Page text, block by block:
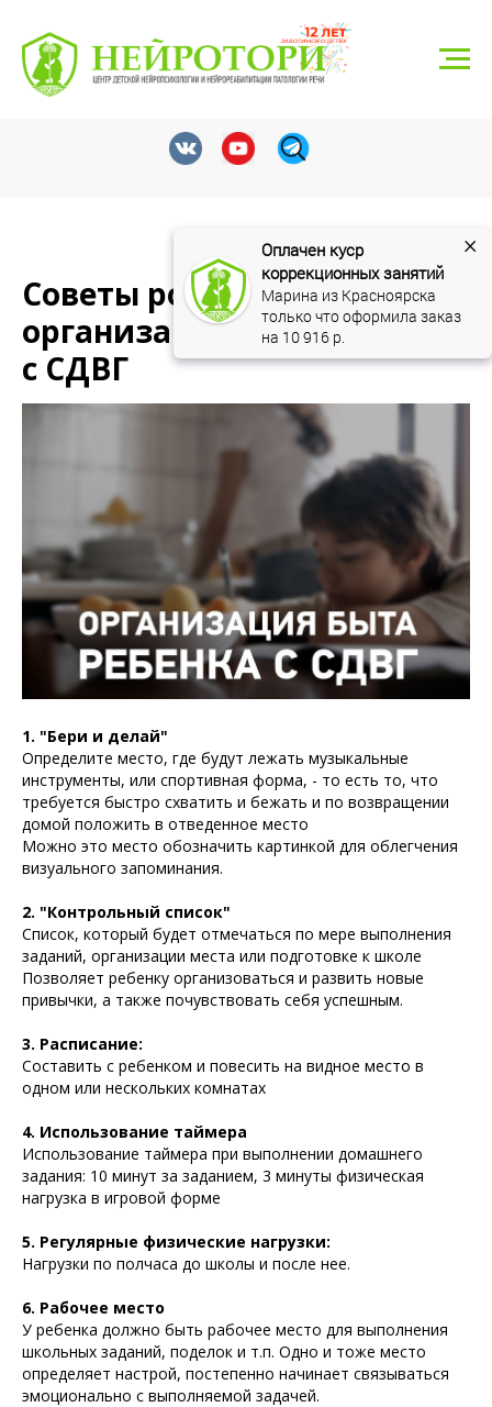
8 (3452) 550-548
neyrotori@gmail.com
Записаться
Советы родителям по
организации быта ребенка
с СДВГ
1. "Бери и делай"
Определите место, где будут лежать музыкальные
инструменты, или спортивная форма, - то есть то, что
требуется быстро схватить и бежать и по возвращении
домой положить в отведенное место
Можно это место обозначить картинкой для облегчения
визуального запоминания.
2. "Контрольный список"
Список, который будет отмечаться по мере выполнения
заданий, организации места или подготовке к школе
Позволяет ребенку организоваться и развить новые
привычки, а также почувствовать себя успешным.
3. Расписание:
Составить с ребенком и повесить на видное место в
одном или нескольких комнатах
4. Использование таймера
Использование таймера при выполнении домашнего
задания: 10 минут за заданием, 3 минуты физическая
нагрузка в игровой форме
5. Регулярные физические нагрузки:
Нагрузки по полчаса до школы и после нее.
6. Рабочее место
У ребенка должно быть рабочее место для выполнения
школьных заданий, поделок и т.п. Одно и тоже место
определяет настрой, постепенно начинает связываться
эмоционально с выполняемой задачей.
Оплачен куср
коррекционных занятий
Марина из Красноярска
только что оформила заказ
на 10 916 р.
×